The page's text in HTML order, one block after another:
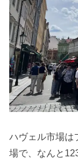
ハヴェル市場は
場で、なんと